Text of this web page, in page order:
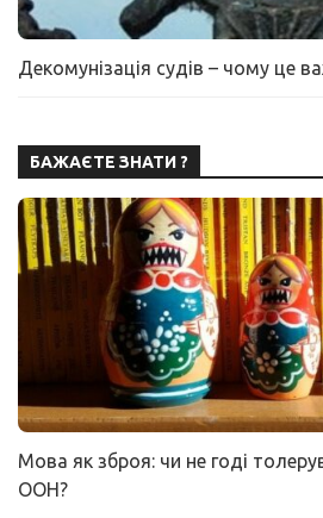
Декомунізація судів – чому це
БАЖАЄТЕ ЗНАТИ ?
Мова як зброя: чи не годі
ООН?